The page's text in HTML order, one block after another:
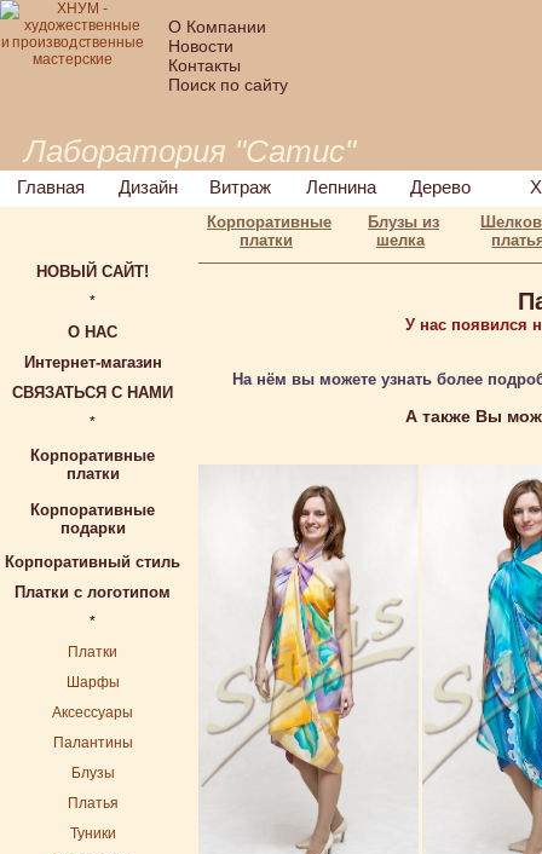
О Компании
Новости
Контакты
Поиск по сайту
Лаборатория "Сатис"
Главная Дизайн Витраж Лепнина Дерево
Корпоративные
платки
Блузы из
шелка
НОВЫЙ САЙТ!
*
О НАС
Интернет-магазин
СВЯЗАТЬСЯ С НАМИ
*
Корпоративные
платки
Корпоративные
подарки
Корпоративный стиль
Платки с логотипом
*
Платки
Шарфы
Аксессуары
Палантины
Блузы
Платья
Туники
У нас появился
На нём вы можете узнать более
А также Вы